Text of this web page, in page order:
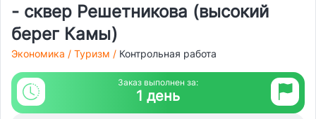
- сквер Решетникова (высокий
берег Камы)
Экономика / Туризм / Контрольная работа
Заказ выполнен за:
1 день